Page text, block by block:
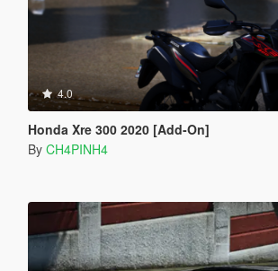
4.0
Honda Xre 300 2020 [Add-On]
By CH4PINH4